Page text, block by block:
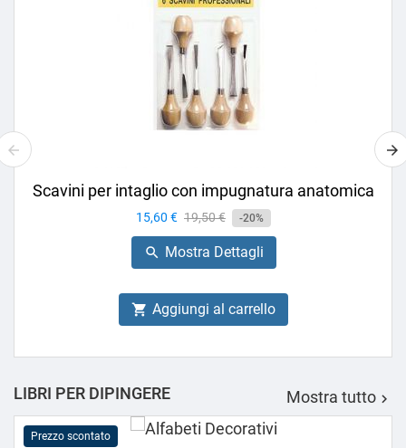
Scavini per intaglio con impugnatura anatomica
Prezzo
15,60 € Prezzo
base
19,50 € -20%
 Mostra Dettagli
 Aggiungi al carrello
LIBRI PER DIPINGERE Mostra tutto 
Prezzo scontato